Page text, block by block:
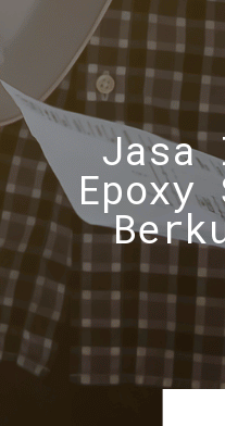
Epoxy